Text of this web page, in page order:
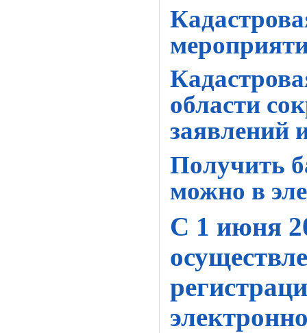
области
заявлений
Получить
можно в
С 1 июня